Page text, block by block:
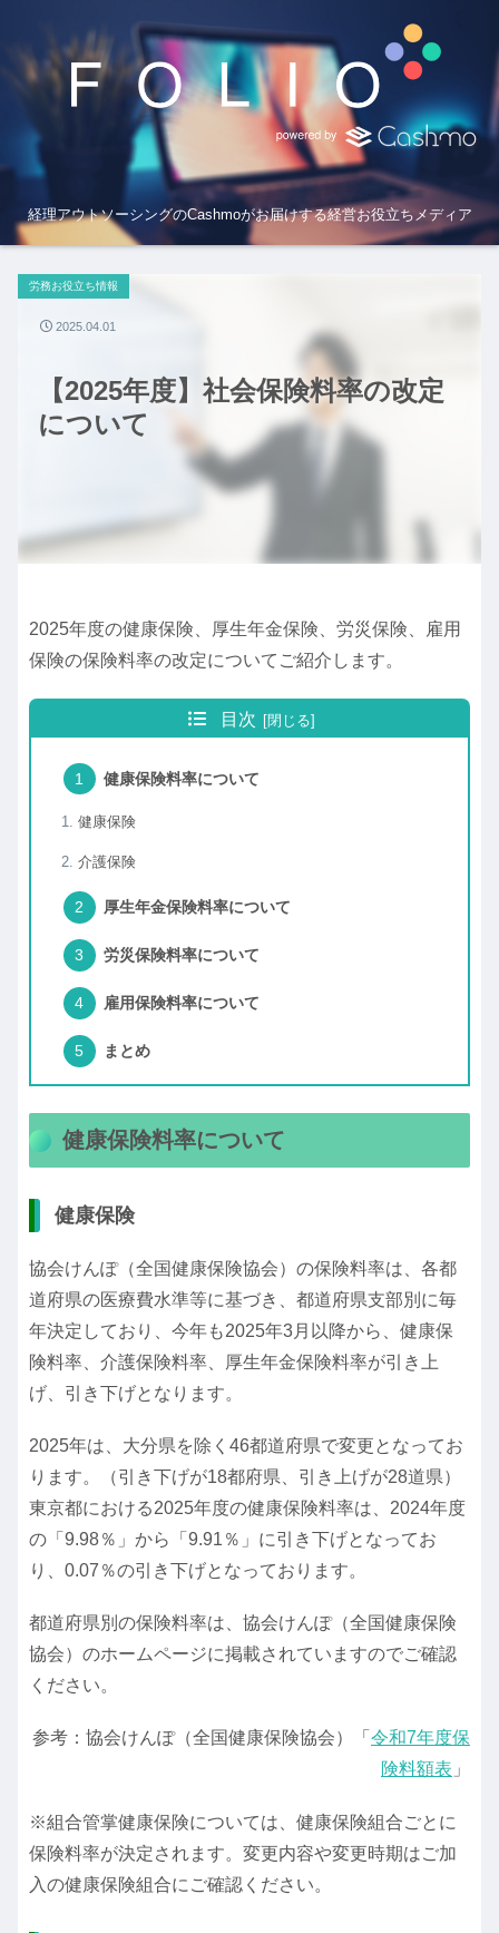
経理アウトソーシングのCashmoがお届けする経営お役立ちメディア
【2025年度】社会保険料率の改定
について
労務お役立ち情報
2025.04.01
2025年度の健康保険、厚生年金保険、労災保険、雇用
保険の保険料率の改定についてご紹介します。
目次
健康保険料率について
健康保険
介護保険
厚生年金保険料率について
労災保険料率について
雇用保険料率について
まとめ
健康保険料率について
健康保険
協会けんぽ（全国健康保険協会）の保険料率は、各都
道府県の医療費水準等に基づき、都道府県支部別に毎
年決定しており、今年も2025年3月以降から、健康保
険料率、介護保険料率、厚生年金保険料率が引き上
げ、引き下げとなります。
2025年は、大分県を除く46都道府県で変更となってお
ります。（引き下げが18都府県、引き上げが28道県）
東京都における2025年度の健康保険料率は、2024年度
の「9.98％」から「9.91％」に引き下げとなってお
り、0.07％の引き下げとなっております。
都道府県別の保険料率は、協会けんぽ（全国健康保険
協会）のホームページに掲載されていますのでご確認
ください。
参考：協会けんぽ（全国健康保険協会）「 令和7年度保
険料額表 」
※組合管掌健康保険については、健康保険組合ごとに
保険料率が決定されます。変更内容や変更時期はご加
入の健康保険組合にご確認ください。